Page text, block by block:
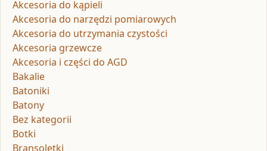
Akcesoria do kąpieli
Akcesoria do narzędzi pomiarowych
Akcesoria do utrzymania czystości
Akcesoria grzewcze
Akcesoria i części do AGD
Bakalie
Batoniki
Batony
Bez kategorii
Botki
Bransoletki